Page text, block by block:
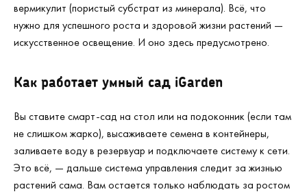
вермикулит (пористый субстрат из минерала). Всё, что
нужно для успешного роста и здоровой жизни растений —
искусственное освещение. И оно здесь предусмотрено.
Как работает умный сад iGarden
Вы ставите смарт-сад на стол или на подоконник (если там
не слишком жарко), высаживаете семена в контейнеры,
заливаете воду в резервуар и подключаете систему к сети.
Это всё, — дальше система управления следит за жизнью
растений сама. Вам остается только наблюдать за ростом